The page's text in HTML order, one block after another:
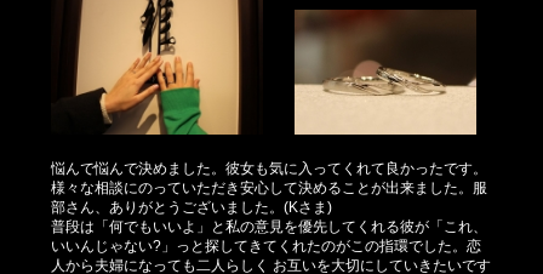
悩んで悩んで決めました。彼女も気に入ってくれて良かったです。
様々な相談にのっていただき安心して決めることが出来ました。服
部さん、ありがとうございました。(Kさま)
普段は「何でもいいよ」と私の意見を優先してくれる彼が「これ、
いいんじゃない?」っと探してきてくれたのがこの指環でした。恋
人から夫婦になっても二人らしく お互いを大切にしていきたいです